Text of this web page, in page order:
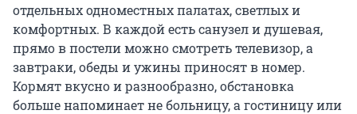
отдельных одноместных палатах, светлых и
комфортных. В каждой есть санузел и душевая,
прямо в постели можно смотреть телевизор, а
завтраки, обеды и ужины приносят в номер.
Кормят вкусно и разнообразно, обстановка
больше напоминает не больницу, а гостиницу или